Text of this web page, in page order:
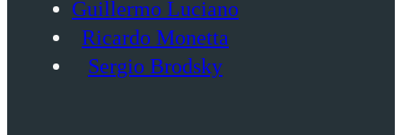
Guillermo Luciano
Ricardo Monetta
Sergio Brodsky